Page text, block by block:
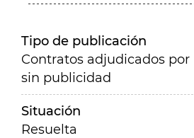
Tipo de publicación
Contratos adjudicados
sin publicidad
Situación
Resuelta